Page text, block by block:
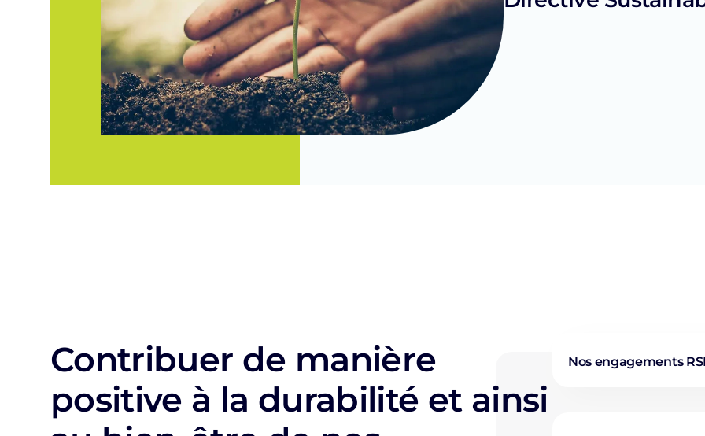
Contribuer de manière
positive à la durabilité et ainsi
Nos engagements